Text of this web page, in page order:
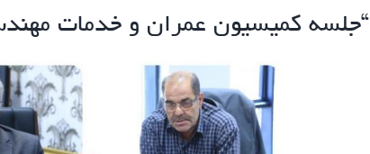
“جلسه کمیسیون عمران و خدمات